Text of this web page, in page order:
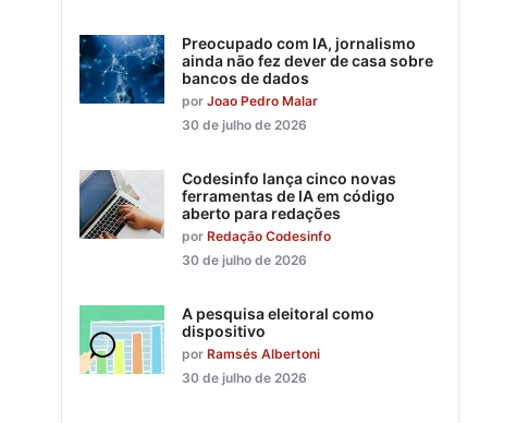
Preocupado com IA, jornalismo
ainda não fez dever de casa sobre
bancos de dados
por Joao Pedro Malar
30 de julho de 2026
Codesinfo lança cinco novas
ferramentas de IA em código
aberto para redações
por Redação Codesinfo
30 de julho de 2026
A pesquisa eleitoral como
dispositivo
por Ramsés Albertoni
30 de julho de 2026